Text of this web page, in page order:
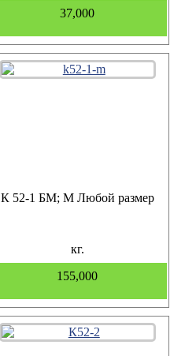
37,000
К 52-1 БМ; М Любой размер
кг.
155,000